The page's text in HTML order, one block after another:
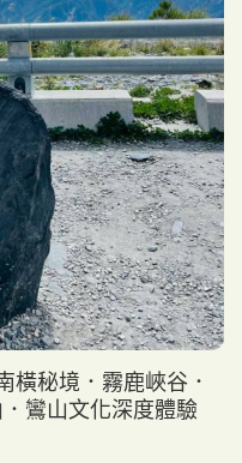
橫秘境．霧鹿峽谷．
鸞山文化深度體驗